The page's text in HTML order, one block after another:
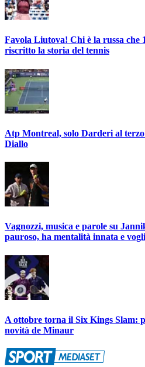
Favola Liutova! Chi è la russa che
riscritto la storia del tennis
Atp Montreal, solo Darderi al
Diallo
Vagnozzi, musica e parole su
pauroso, ha mentalità innata e
A ottobre torna il Six Kings Slam:
novità de Minaur